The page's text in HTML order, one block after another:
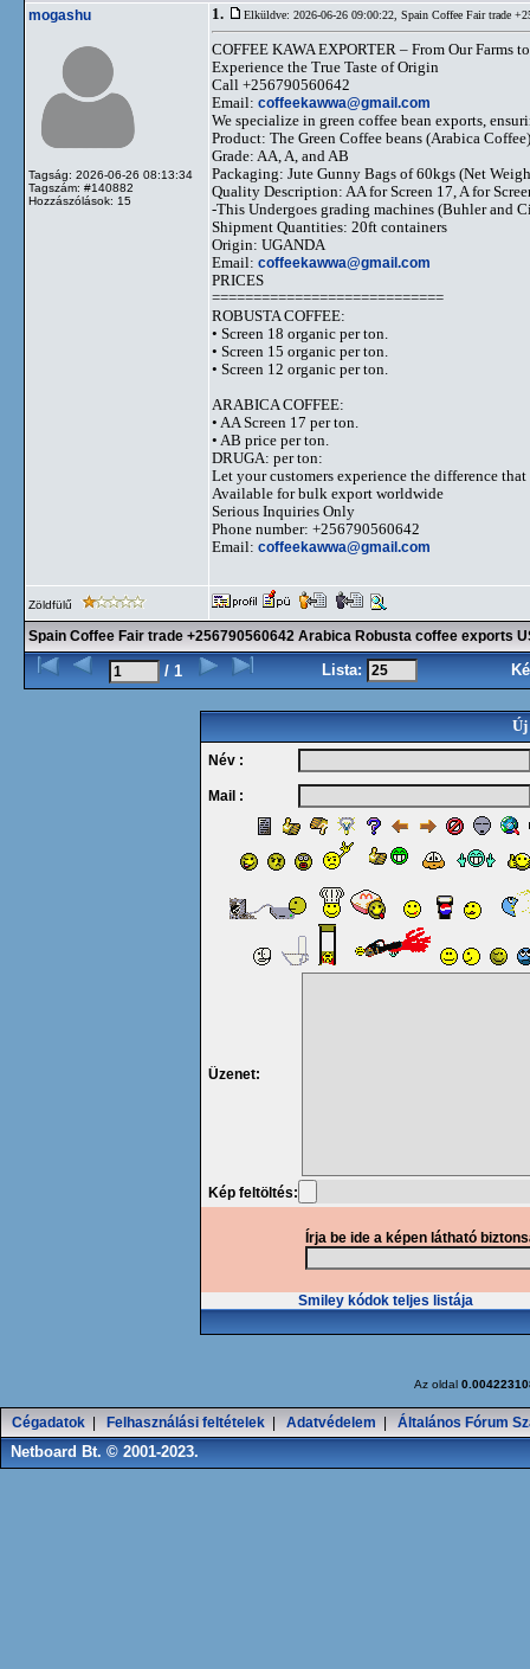
mogashu
Tagság: 2026-06-26 08:13:34
Tagszám: #140882
Hozzászólások: 15
1. Elküldve: 2026-06-26 09:00:22, Spain Coffee Fair trade
COFFEE KAWA EXPORTER – From Our Farms
Experience the True Taste of Origin
Call +256790560642
Email: coffeekawwa@gmail.com
We specialize in green coffee bean exports,
Product: The Green Coffee beans (Arabica Coffee)
Grade: AA, A, and AB
Packaging: Jute Gunny Bags of 60kgs (Net
Quality Description: AA for Screen 17, A for
-This Undergoes grading machines (Buhler and
Shipment Quantities: 20ft containers
Origin: UGANDA
Email: coffeekawwa@gmail.com
PRICES
============================
ROBUSTA COFFEE:
•⁠ ⁠Screen 18 organic per ton.
•⁠ ⁠Screen 15 organic per ton.
•⁠ ⁠Screen 12 organic per ton.
ARABICA COFFEE:
•⁠ ⁠AA Screen 17 per ton.
•⁠ ⁠AB price per ton.
DRUGA: per ton:
Let your customers experience the difference
Available for bulk export worldwide
Serious Inquiries Only
Phone number: +256790560642
Email: coffeekawwa@gmail.com
Zöldfülű
Spain Coffee Fair trade +256790560642 Arabica Robusta coffee exports
/ 1 Lista:
Új
Név :
Mail :
Üzenet:
Kép feltöltés:
Írja be ide a képen látható
Smiley kódok teljes listája
Az oldal
Cégadatok Felhasználási feltételek Adatvédelem Általános Fórum
Netboard Bt. © 2001-2023.